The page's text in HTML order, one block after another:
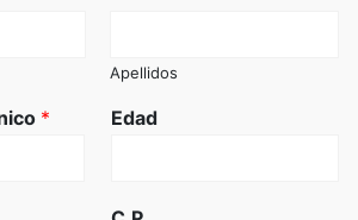
Apellidos
* Edad